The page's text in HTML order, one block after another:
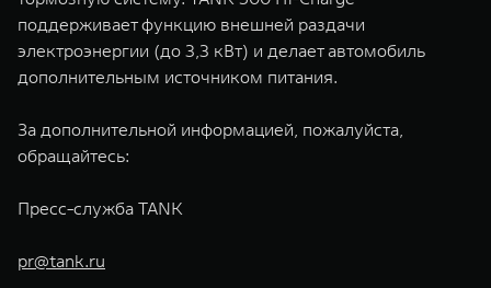
поддерживает функцию внешней раздачи
электроэнергии (до 3,3 кВт) и делает автомобиль
дополнительным источником питания.
За дополнительной информацией, пожалуйста,
обращайтесь:
Пресс-служба TANK
pr@tank.ru